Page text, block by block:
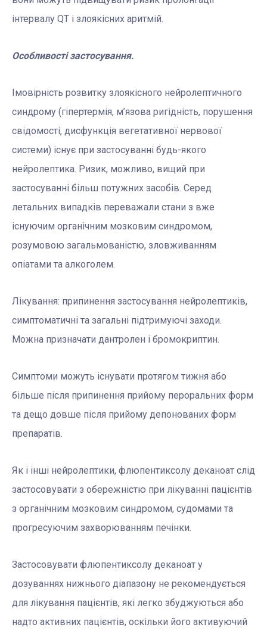
інтервалу QT і злоякісних аритмій.
Особливості застосування.
Імовірність розвитку злоякісного нейролептичного
синдрому (гіпертермія, м’язова ригідність, порушення
свідомості, дисфункція вегетативної нервової
системи) існує при застосуванні будь-якого
нейролептика. Ризик, можливо, вищий при
застосуванні більш потужних засобів. Серед
летальних випадків переважали стани з вже
існуючим органічним мозковим синдромом,
розумовою загальмованістю, зловживанням
опіатами та алкоголем.
Лікування: припинення застосування нейролептиків,
симптоматичні та загальні підтримуючі заходи.
Можна призначати дантролен і бромокриптин.
Симптоми можуть існувати протягом тижня або
більше після припинення прийому пероральних форм
та дещо довше після прийому депонованих форм
препаратів.
Як і інші нейролептики, флюпентиксолу деканоат слід
застосовувати з обережністю при лікуванні пацієнтів
з органічним мозковим синдромом, судомами та
прогресуючим захворюванням печінки.
Застосовувати флюпентиксолу деканоат у
дозуваннях нижнього діапазону не рекомендується
для лікування пацієнтів, які легко збуджуються або
надто активних пацієнтів, оскільки його активуючий